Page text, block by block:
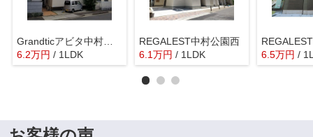
Grandticアビタ中村公園
6.2万円 / 1LDK
REGALEST中村公園西
6.1万円 / 1LDK
6.5万円 /